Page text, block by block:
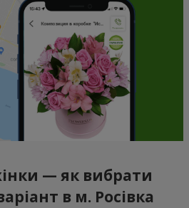
— як вибрати
в м. Росівка